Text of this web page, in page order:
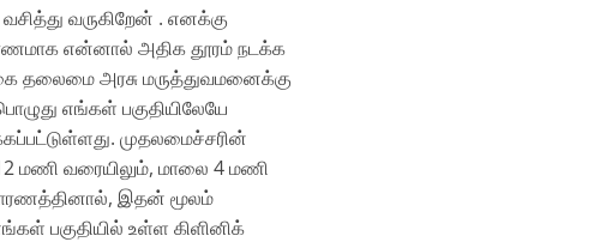
வருகிறேன்‌ . எனக்கு
என்னால்‌ அதிக தூரம்‌ நடக்க
தலைமை அரசு மருத்துவமனைக்கு
எங்கள்‌ பகுதியிலேயே
முதலமைச்சரின்‌
மணி வரையிலும்‌, மாலை 4 மணி
இதன்‌ மூலம்‌
பகுதியில்‌ உள்ள கிளினிக்‌